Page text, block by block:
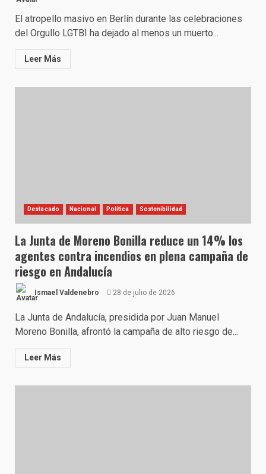
El atropello masivo en Berlín durante las celebraciones
del Orgullo LGTBI ha dejado al menos un muerto...
Leer Más
Destacado Nacional Política Sostenibilidad
La Junta de Moreno Bonilla reduce un 14% los
agentes contra incendios en plena campaña de
riesgo en Andalucía
Ismael Valdenebro 28 de julio de 2026
La Junta de Andalucía, presidida por Juan Manuel
Moreno Bonilla, afrontó la campaña de alto riesgo de...
Leer Más